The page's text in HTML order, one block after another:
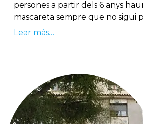
persones a partir dels 6 anys
mascareta sempre que no sigui
Leer más…